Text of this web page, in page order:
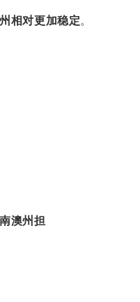
相对更加稳定。
澳州担